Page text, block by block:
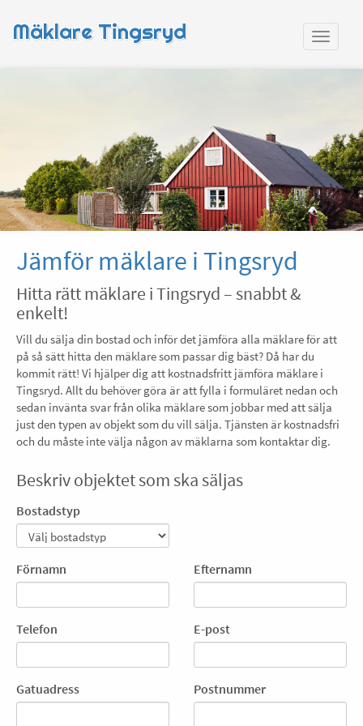
Mäklare Tingsryd
Jämför mäklare i Tingsryd
Hitta rätt mäklare i Tingsryd – snabbt &
enkelt!
Vill du sälja din bostad och inför det jämföra alla mäklare för att
på så sätt hitta den mäklare som passar dig bäst? Då har du
kommit rätt! Vi hjälper dig att kostnadsfritt jämföra mäklare i
Tingsryd. Allt du behöver göra är att fylla i formuläret nedan och
sedan invänta svar från olika mäklare som jobbar med att sälja
just den typen av objekt som du vill sälja. Tjänsten är kostnadsfri
och du måste inte välja någon av mäklarna som kontaktar dig.
Beskriv objektet som ska säljas
Bostadstyp
Förnamn Efternamn
Telefon E-post
Gatuadress Postnummer